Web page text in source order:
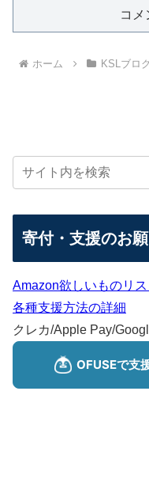
コメ
ホーム KSLブロ
寄付・支援のお
Amazon欲しいものリス
各種支援方法の詳細
クレカ/Apple Pay/